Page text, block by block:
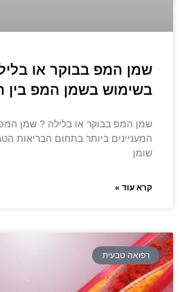
שמן המפ בבוקר או
בשימוש בשמן המפ בין
שמן המפ בבוקר או בלילה ? שמן
המעניינים ביותר בתחום הבריאות
שומן
קרא עוד »
רפואה טבעית